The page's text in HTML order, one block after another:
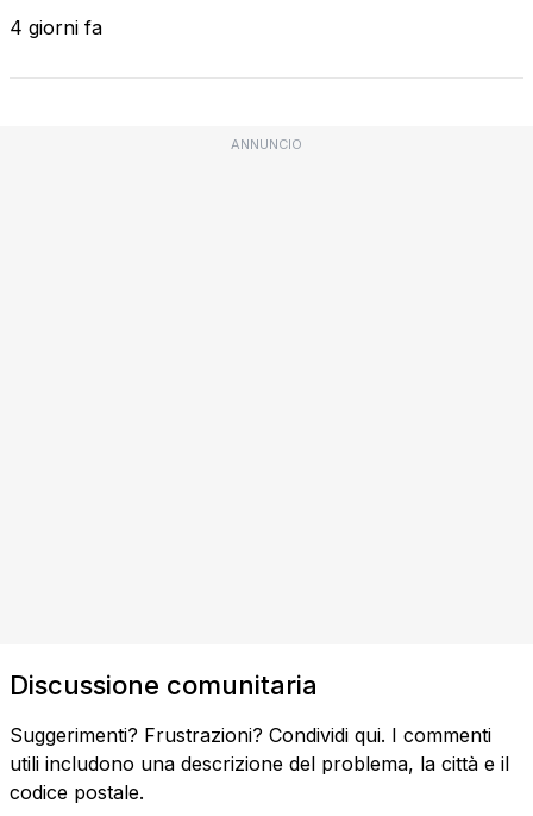
4 giorni fa
ANNUNCIO
Discussione comunitaria
Suggerimenti? Frustrazioni? Condividi qui. I commenti
utili includono una descrizione del problema, la città e il
codice postale.